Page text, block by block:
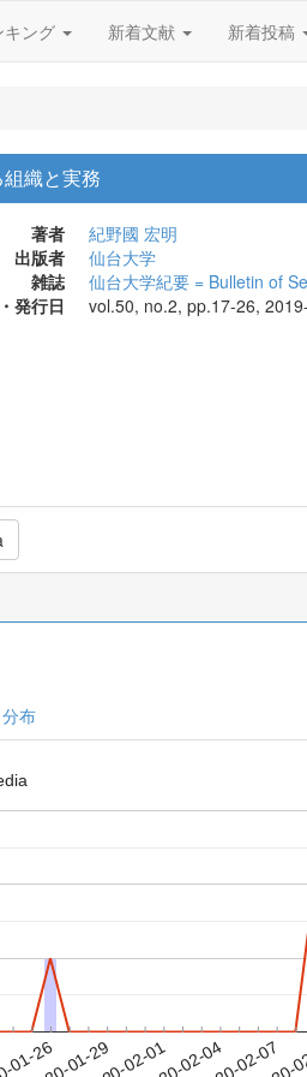
ング 新着文献 新着投稿
織と実務
著者
紀野國 宏明
出版者
仙台大学
雑誌
仙台大学紀要 = Bulletin of
発行日
vol.50, no.2, pp.17-26,
分布